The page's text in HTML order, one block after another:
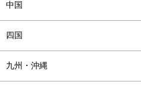
中国
四国
九州・沖縄